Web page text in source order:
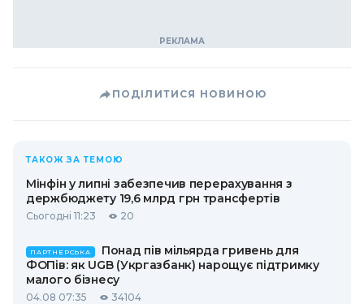
ПОДІЛИТИСЯ НОВИНОЮ
ТАКОЖ ЗА ТЕМОЮ
Мінфін у липні забезпечив перерахування з
держбюджету 19,6 млрд грн трансфертів
Сьогодні 11:23 20
ПАРТНЕРСЬКА
Понад пів мільярда гривень для
ФОПів: як UGB (Укргазбанк) нарощує підтримку
малого бізнесу
04.08 07:35 34104